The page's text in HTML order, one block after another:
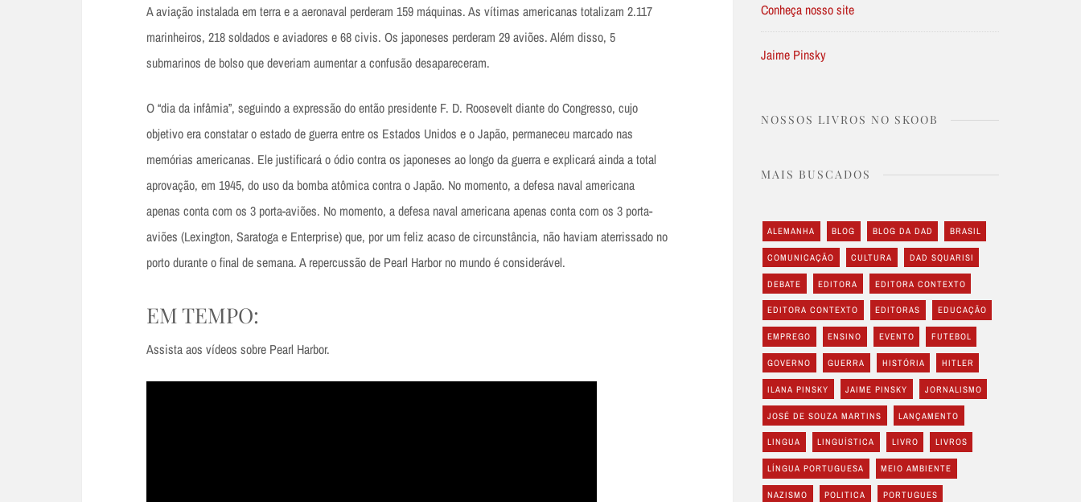
A aviação instalada em terra e a aeronaval perderam 159 máquinas. As vítimas americanas totalizam 2.117
marinheiros, 218 soldados e aviadores e 68 civis. Os japoneses perderam 29 aviões. Além disso, 5
submarinos de bolso que deveriam aumentar a confusão desapareceram.
O “dia da infâmia”, seguindo a expressão do então presidente F. D. Roosevelt diante do Congresso, cujo
objetivo era constatar o estado de guerra entre os Estados Unidos e o Japão, permaneceu marcado nas
memórias americanas. Ele justificará o ódio contra os japoneses ao longo da guerra e explicará ainda a total
aprovação, em 1945, do uso da bomba atômica contra o Japão. No momento, a defesa naval americana
apenas conta com os 3 porta-aviões. No momento, a defesa naval americana apenas conta com os 3 porta-
aviões (Lexington, Saratoga e Enterprise) que, por um feliz acaso de circunstância, não haviam aterrissado no
porto durante o final de semana. A repercussão de Pearl Harbor no mundo é considerável.
EM TEMPO:
Assista aos vídeos sobre Pearl Harbor.
Conheça nosso site
Jaime Pinsky
NOSSOS LIVROS NO SKOOB
MAIS BUSCADOS
ALEMANHA BLOG BLOG DA DAD BRASIL
COMUNICAÇÃO CULTURA DAD SQUARISI
DEBATE EDITORA EDITORA CONTEXTO
EDITORA CONTEXTO EDITORAS EDUCAÇÃO
EMPREGO ENSINO EVENTO FUTEBOL
GOVERNO GUERRA HISTÓRIA HITLER
ILANA PINSKY JAIME PINSKY JORNALISMO
JOSÉ DE SOUZA MARTINS LANÇAMENTO
LINGUA LINGUÍSTICA LIVRO LIVROS
LÍNGUA PORTUGUESA MEIO AMBIENTE
NAZISMO POLITICA PORTUGUES